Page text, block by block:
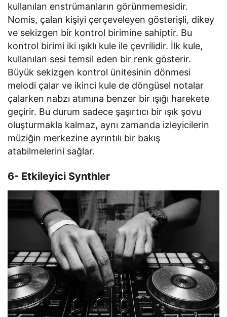
kullanılan enstrümanların görünmemesidir.
Nomis, çalan kişiyi çerçeveleyen gösterişli, dikey
ve sekizgen bir kontrol birimine sahiptir. Bu
kontrol birimi iki ışıklı kule ile çevrilidir. İlk kule,
kullanılan sesi temsil eden bir renk gösterir.
Büyük sekizgen kontrol ünitesinin dönmesi
melodi çalar ve ikinci kule de döngüsel notalar
çalarken nabzı atımına benzer bir ışığı harekete
geçirir. Bu durum sadece şaşırtıcı bir ışık şovu
oluşturmakla kalmaz, aynı zamanda izleyicilerin
müziğin merkezine ayrıntılı bir bakış
atabilmelerini sağlar.
6- Etkileyici Synthler